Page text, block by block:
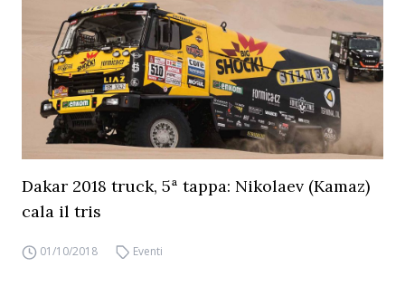
Dakar 2018 truck, 5ª tappa: Nikolaev (Kamaz)
cala il tris
01/10/2018 Eventi